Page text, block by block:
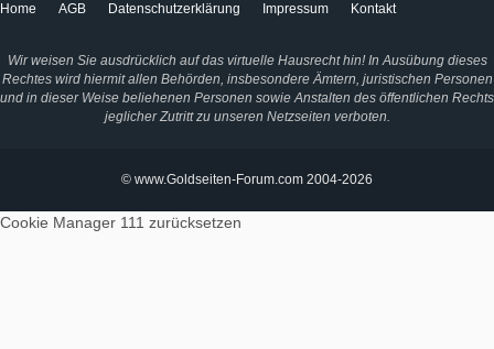
Home AGB Datenschutzerklärung Impressum Kontakt
Wir weisen Sie ausdrücklich auf das virtuelle Hausrecht hin! In Ausübung dieses
Rechtes wird hiermit allen Behörden, insbesondere Ämtern, juristischen Personen
und in dieser Weise beliehenen Personen sowie Anstalten des öffentlichen Rechts
jeglicher Zutritt zu unseren Netzseiten verboten.
© www.Goldseiten-Forum.com 2004-2026
Cookie Manager 111 zurücksetzen